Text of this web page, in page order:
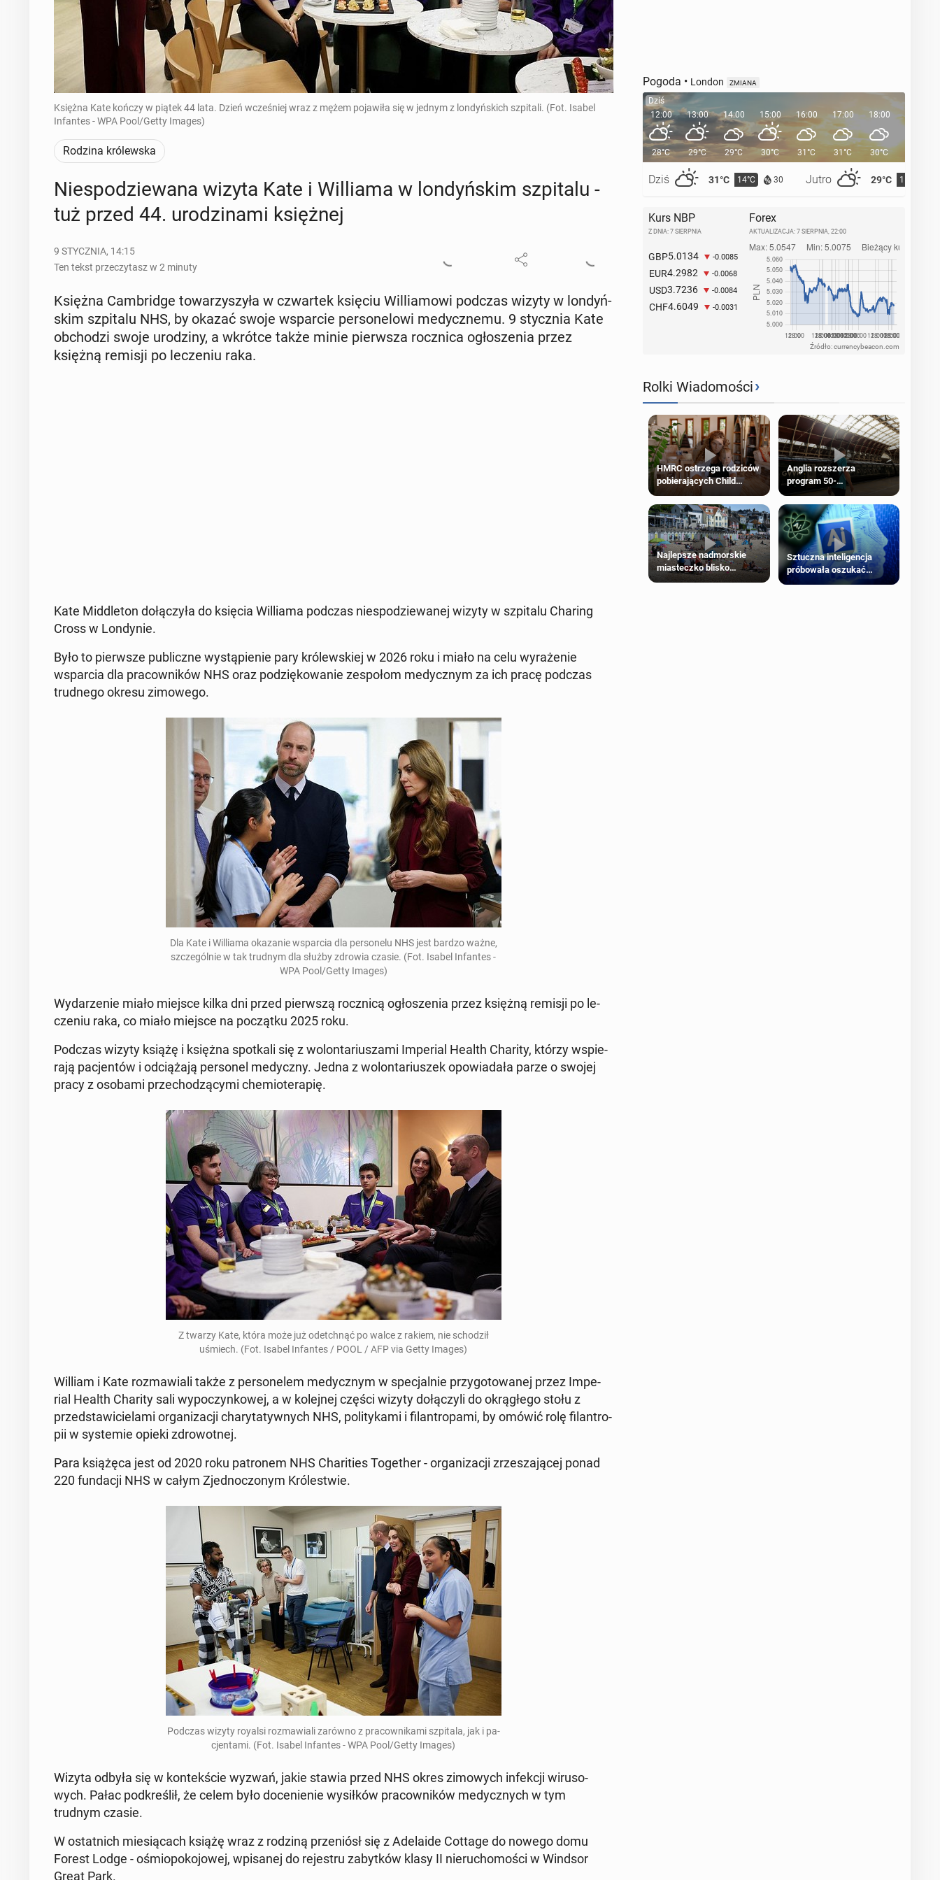
Księżna Kate kończy w piątek 44 lata. Dzień wcześniej wraz z mężem pojawiła się w jednym z londyńskich szpitali. (Fot. Isabel
Infantes - WPA Pool/Getty Images)
Rodzina królewska
Nie­spo­dzie­wa­na wizyta Kate i Wil­lia­ma w lon­dyń­skim szpi­ta­lu -
tuż przed 44. uro­dzi­na­mi księż­nej
9 STYCZNIA, 14:15
Ten tekst przeczytasz w 2 minuty
Księżna Cam­brid­ge to­wa­rzy­szy­ła w czwar­tek księciu Wil­lia­mo­wi podczas wizyty w lon­dyń­
skim szpi­ta­lu NHS, by okazać swoje wspar­cie per­so­ne­lo­wi me­dycz­ne­mu. 9 stycz­nia Kate
ob­cho­dzi swoje uro­dzi­ny, a wkrótce także minie pierw­sza rocz­ni­ca ogło­sze­nia przez
księżną remisji po le­cze­niu raka.
Kate Mid­dle­ton do­łą­czy­ła do księcia Wil­lia­ma podczas nie­spo­dzie­wa­nej wizyty w szpi­ta­lu Charing
Cross w Lon­dy­nie.
Było to pierw­sze pu­blicz­ne wy­stą­pie­nie pary kró­lew­skiej w 2026 roku i miało na celu wy­ra­że­nie
wspar­cia dla pra­cow­ni­ków NHS oraz po­dzię­ko­wa­nie ze­spo­łom me­dycz­nym za ich pracę podczas
trud­ne­go okresu zi­mo­we­go.
Dla Kate i Wil­lia­ma oka­za­nie wspar­cia dla per­so­ne­lu NHS jest bardzo ważne,
szcze­gól­nie w tak trudnym dla służby zdrowia czasie. (Fot. Isabel In­fan­tes -
WPA Pool/Getty Images)
Wy­da­rze­nie miało miejsce kilka dni przed pierw­szą rocz­ni­cą ogło­sze­nia przez księżną remisji po le­
cze­niu raka, co miało miejsce na po­cząt­ku 2025 roku.
Podczas wizyty książę i księżna spo­tka­li się z wo­lon­ta­riu­sza­mi Im­pe­rial Health Charity, którzy wspie­
ra­ją pa­cjen­tów i od­cią­ża­ją per­so­nel me­dycz­ny. Jedna z wo­lon­ta­riu­szek opo­wia­da­ła parze o swojej
pracy z osobami prze­cho­dzą­cy­mi che­mio­te­ra­pię.
Z twarzy Kate, która może już ode­tchnąć po walce z rakiem, nie scho­dził
uśmiech. (Fot. Isabel In­fan­tes / POOL / AFP via Getty Images)
William i Kate roz­ma­wia­li także z per­so­ne­lem me­dycz­nym w spe­cjal­nie przy­go­to­wa­nej przez Im­pe­
rial Health Charity sali wy­po­czyn­ko­wej, a w ko­lej­nej części wizyty do­łą­czy­li do okrą­głe­go stołu z
przed­sta­wi­cie­la­mi or­ga­ni­za­cji cha­ry­ta­tyw­nych NHS, po­li­ty­ka­mi i fi­lan­tro­pa­mi, by omówić rolę fi­lan­tro­
pii w sys­te­mie opieki zdro­wot­nej.
Para ksią­żę­ca jest od 2020 roku pa­tro­nem NHS Cha­ri­ties To­ge­ther - or­ga­ni­za­cji zrze­sza­ją­cej ponad
220 fun­da­cji NHS w całym Zjed­no­czo­nym Kró­le­stwie.
Podczas wizyty royalsi roz­ma­wia­li zarówno z pra­cow­ni­ka­mi szpi­ta­la, jak i pa­
cjen­ta­mi. (Fot. Isabel In­fan­tes - WPA Pool/Getty Images)
Wizyta odbyła się w kon­tek­ście wyzwań, jakie stawia przed NHS okres zi­mo­wych in­fek­cji wi­ru­so­
wych. Pałac pod­kre­ślił, że celem było do­ce­nie­nie wy­sił­ków pra­cow­ni­ków me­dycz­nych w tym
trudnym czasie.
W ostat­nich mie­sią­cach książę wraz z rodziną prze­niósł się z Ade­la­ide Cottage do nowego domu
Forest Lodge - ośmio­po­ko­jo­wej, wpi­sa­nej do re­je­stru za­byt­ków klasy II nie­ru­cho­mo­ści w Windsor
Great Park.
Pogoda • London ZMIANA
Dziś
12:00
28°C
Dziś 31°C 14°C 30 Jutro 29°C 15°C
13:00
29°C
14:00
29°C
15:00
30°C
16:00
31°C
17:00
31°C
18:00
30°C
19:00
Kurs NBP
Z DNIA: 7 SIERPNIA
GBP5.0134 -0.0085
EUR4.2982 -0.0068
USD3.7236 -0.0084
CHF4.6049 -0.0031
Forex
AKTUALIZACJA: 7 SIERPNIA, 22:00
Źródło: currencybeacon.com
Rolki Wiadomości›
HMRC ostrzega rodziców
pobierających Child
Benefit. Mogą być
zobowiązani do zwrotu
zasiłku
Anglia rozszerza
program 50-
procentowych zniżek
kolejowych na 18-latków
Najlepsze nadmorskie
miasteczko blisko
Sztuczna inteligencja
próbowała oszukać
człowieka